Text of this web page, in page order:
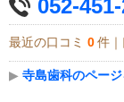
052-
最近の口コミ 0 件
▶ 寺島歯科のペー